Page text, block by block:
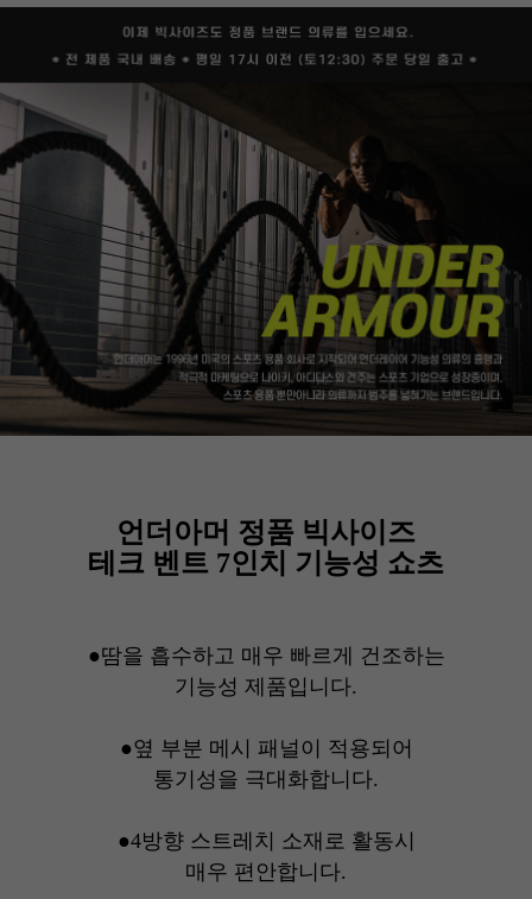
언더아머 정품 빅사이즈
테크 벤트 7인치 기능성 쇼츠
●땀을 흡수하고 매우 빠르게 건조하는
기능성 제품입니다.
●옆 부분 메시 패널이 적용되어
통기성을 극대화합니다.
●4방향 스트레치 소재로 활동시
매우 편안합니다.